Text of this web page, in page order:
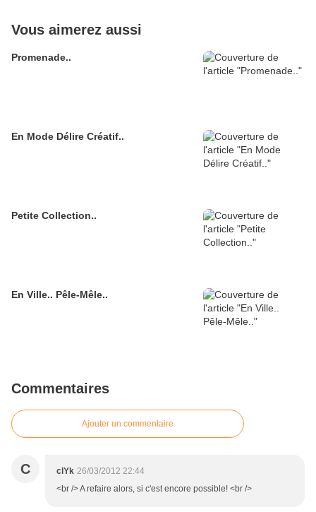
Vous aimerez aussi
Promenade..
En Mode Délire Créatif..
Petite Collection..
En Ville.. Pêle-Mêle..
Commentaires
Ajouter un commentaire
C clYk 26/03/2012 22:44
<br /> A refaire alors, si c'est encore possible! <br />